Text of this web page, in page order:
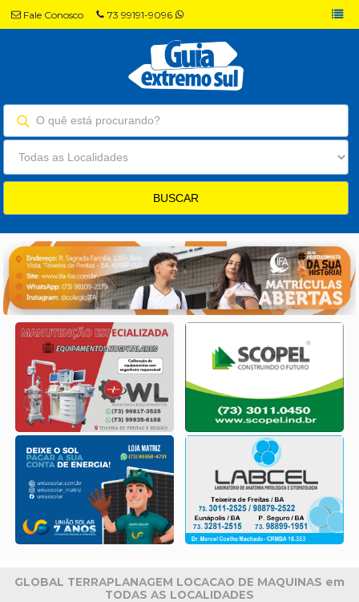
Fale Conosco 73 99191-9096
GLOBAL TERRAPLANAGEM LOCACAO DE MAQUINAS em
TODAS AS LOCALIDADES